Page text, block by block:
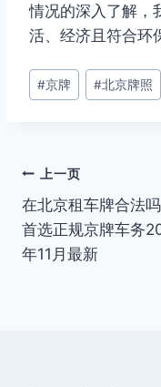
情况的深入了解，
活、经济且符合环
文
章
#京牌 #北京牌照
文
章
导
上一页
在北京租车牌合法吗
首选正规京牌车务
年11月最新